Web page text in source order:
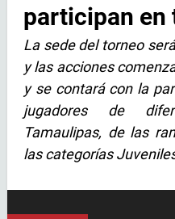
participan en
La sede del torneo
y las acciones
y se contará con la
jugadores de
Tamaulipas, de las
las categorías Juveniles